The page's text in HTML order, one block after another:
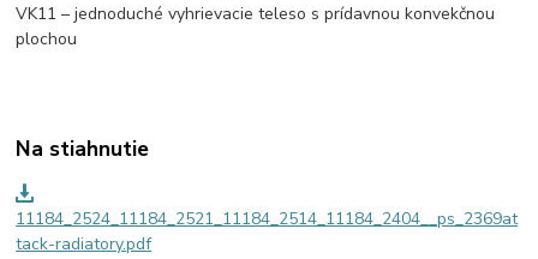
VK11 – jednoduché vyhrievacie teleso s prídavnou konvekčnou
plochou
Na stiahnutie
11184_2524_11184_2521_11184_2514_11184_2404__ps_2369at
tack-radiatory.pdf